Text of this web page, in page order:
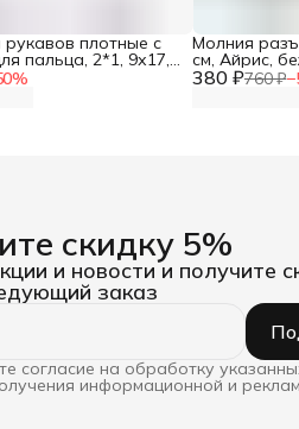
%
плотные с
пальца, 2*1, 9х17,5
380 ₽760 ₽−
Молния
см, Айрис,
скидку 5%
и новости и получите
заказ
согласие на обработку
информационной и